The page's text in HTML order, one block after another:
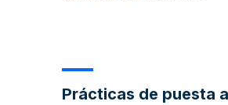
Prácticas de puesta